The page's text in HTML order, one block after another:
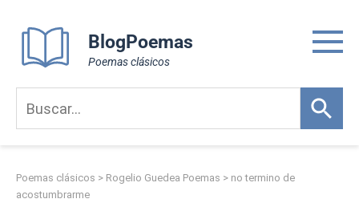
content
BlogPoemas
Poemas clásicos
Poemas clásicos > Rogelio Guedea Poemas > no termino de
acostumbrarme